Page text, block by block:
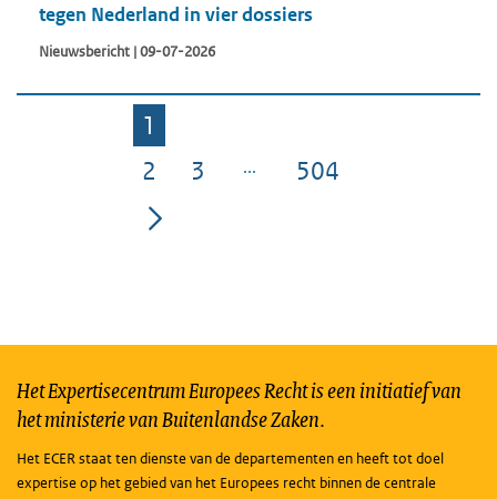
tegen Nederland in vier dossiers
Nieuwsbericht | 09-07-2026
Pagina
1
Pagina
2 Pagina
3 Pagina
504
Het Expertisecentrum Europees Recht is een initiatief van
het ministerie van Buitenlandse Zaken.
Het ECER staat ten dienste van de departementen en heeft tot doel
expertise op het gebied van het Europees recht binnen de centrale